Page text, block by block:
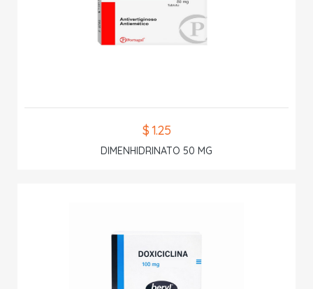
$ 1.25
DIMENHIDRINATO 50 MG